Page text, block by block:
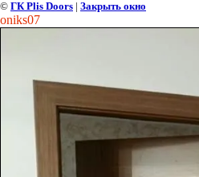
© ГК Plis Doors | Закрыть окно
oniks07